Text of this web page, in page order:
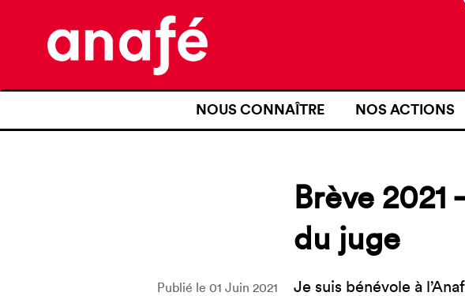
NOUS CONNAÎTRE
NOS REVENDICATIONS
TRANSPARENCE
NOS ACTIONS
NOS MOYENS
Brève
du juge
Publié le 01 Juin 2021
Je suis bénévole à